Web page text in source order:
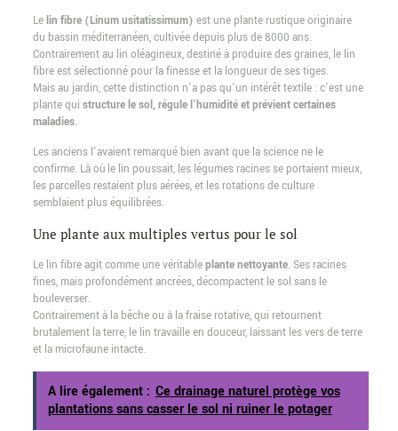
Lelin fibre (Linum usitatissimum) est une plante rustique originaire
du bassin méditerranéen, cultivée depuis plus de 8000 ans.
Contrairement au lin oléagineux, destiné à produire des graines, le lin
fibre est sélectionné pour la finesse et la longueur de ses tiges.
Mais au jardin, cette distinction n’a pas qu’un intérêt textile : c’est une
plante qui structure le sol, régule l’humidité et prévient certaines
maladies.
Les anciens l’avaient remarqué bien avant que la science ne le
confirme. Là où le lin poussait, les légumes racines se portaient mieux,
les parcelles restaient plus aérées, et les rotations de culture
semblaient plus équilibrées.
Une plante aux multiples vertus pour le sol
Le lin fibre agit comme une véritableplante nettoyante. Ses racines
fines, mais profondément ancrées, décompactent le sol sans le
bouleverser.
Contrairement à la bêche ou à la fraise rotative, qui retournent
brutalement la terre, le lin travaille en douceur, laissant les vers de terre
et la microfaune intacte.
A lire également : Ce drainage naturel protège vos
plantations sans casser le sol ni ruiner le potager